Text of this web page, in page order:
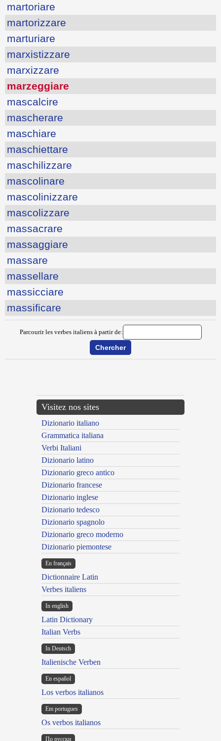
martoriare
martorizzare
marturiare
marxistizzare
marxizzare
marzeggiare
mascalcire
mascherare
maschiare
maschiettare
maschilizzare
mascolinare
mascolinizzare
mascolizzare
massacrare
massaggiare
massare
massellare
massicciare
massificare
Parcourir les verbes italiens à partir de:
Visitez nos sites
Dizionario italiano
Grammatica italiana
Verbi Italiani
Dizionario latino
Dizionario greco antico
Dizionario francese
Dizionario inglese
Dizionario tedesco
Dizionario spagnolo
Dizionario greco moderno
Dizionario piemontese
En français
Dictionnaire Latin
Verbes italiens
In english
Latin Dictionary
Italian Verbs
In Deutsch
Italienische Verben
En español
Los verbos italianos
Em portugues
Os verbos italianos
По русски